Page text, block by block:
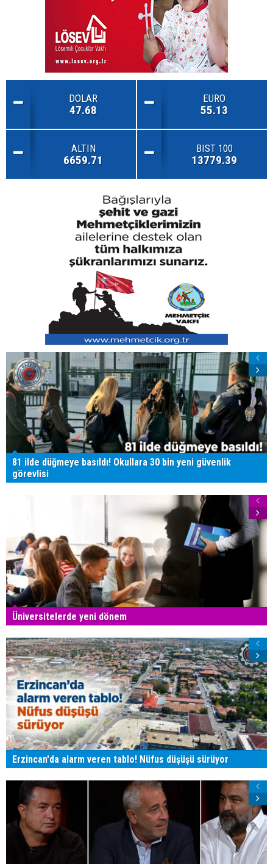
DOLAR
47.68
EURO
55.13
ALTIN
6659.71
BIST 100
13779.39
81 ilde düğmeye basıldı! Okullara 30 bin yeni güvenlik
görevlisi
Üniversitelerde yeni dönem
Erzincan'da alarm veren tablo! Nüfus düşüşü sürüyor